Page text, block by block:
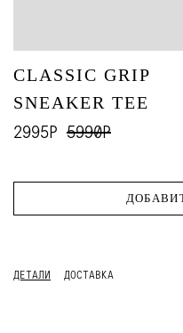
CLASSIC GRIP
SNEAKER TEE
2995Р 5990Р
ДЕТАЛИ ДОСТАВКА